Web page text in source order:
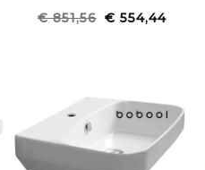
€ 851,56 € 554,44